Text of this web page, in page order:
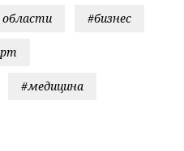
области #бизнес
#медицина